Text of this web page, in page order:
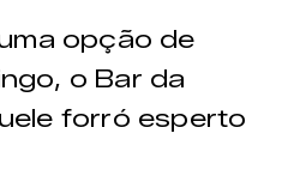
opção de
o Bar da
forró esperto